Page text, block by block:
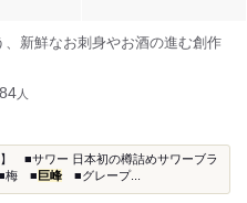
、新鮮なお刺身やお酒の進む創作
人
】 ■サワー 日本初の樽詰めサワーブラ
梅 ■ 巨峰 ■グレープ...